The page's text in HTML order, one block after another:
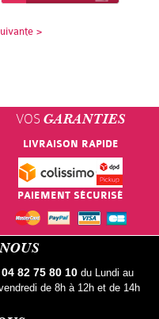
>
VOS GARANTIES
LIVRAISON RAPIDE
PAIEMENT SÉCURISÉ
NOUS
04 82 75 80 10 du Lundi au
de 8h à 12h et de 14h